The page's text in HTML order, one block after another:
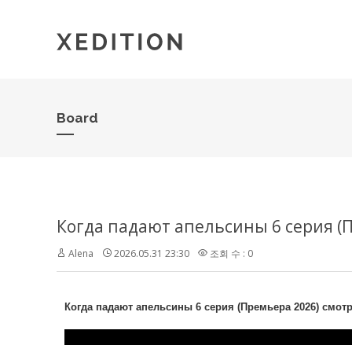
Board
Когда падают апельсины 6 серия
Alena 2026.05.31 23:30 조회 수 : 0
Когда падают апельсины 6 серия (Премьера 2026)